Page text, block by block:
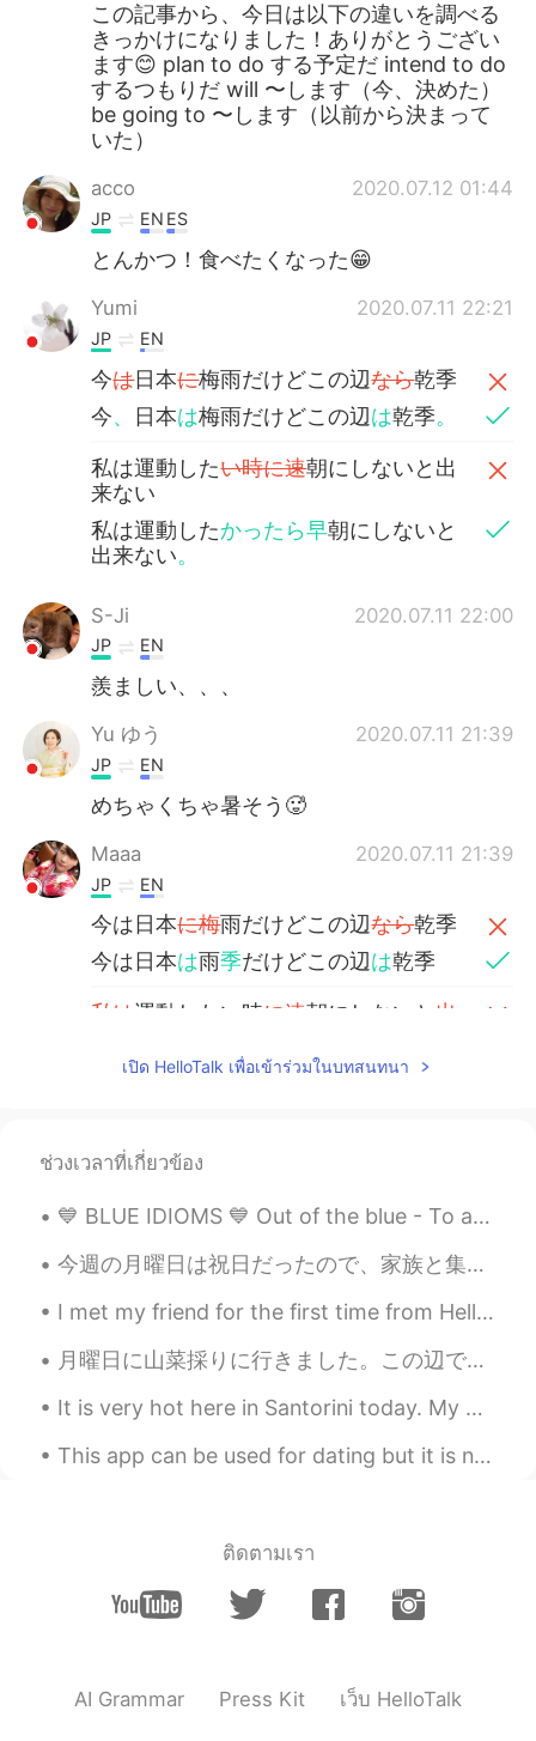
この記事から、今日は以下の違いを調べる
きっかけになりました！ありがとうござい
ます😊 plan to do する予定だ intend to do
するつもりだ will 〜します（今、決めた）
be going to 〜します（以前から決まって
いた）
acco 2020.07.12 01:44
JP EN ES
とんかつ！食べたくなった😁
Yumi 2020.07.11 22:21
JP EN
今は日本に梅雨だけどこの辺なら乾季
今、 日本は梅雨だけどこの辺は乾季。
私は運動したい時に速朝にしないと出
来ない
私は運動したかったら早朝にしないと
出来ない。
S-Ji 2020.07.11 22:00
JP EN
羨ましい、、、
Yu ゆう 2020.07.11 21:39
JP EN
めちゃくちゃ暑そう🥵
Maaa 2020.07.11 21:39
JP EN
今は日本に梅雨だけどこの辺なら乾季
今は日本は雨季だけどこの辺は乾季
私は 運動したい時に速朝にしないと 出
運動したい時は早朝にしないといけ
เปิด HelloTalk เพื่อเข้าร่วมในบทสนทนา
ช่วงเวลาที่เกี่ยวข้อง
💙 BLUE IDIOMS 💙 Out of the blue - To appear out of nowhere without any warning, to happen quite ...
今週の月曜日は祝日だったので、家族と集めてバーベキューした Monday was a national holiday, so my family got together for a barb...
I met my friend for the first time from Hellotalk even though we have known each other for a whil...
月曜日に山菜採りに行きました。この辺でまだ時期が早いのでコゴミ中心に採りました。コシアブラもあり真下がまだ小さかったです。5日にまた採りに行く予定です。今度シドケを採ります! 山菜大好きですが天...
It is very hot here in Santorini today. My glass of beer is considered small size😅😅😅I don't want ...
This app can be used for dating but it is not a dating app so if you find someone who likes you a...
ติดตามเรา
AI Grammar Press Kit เว็บ HelloTalk